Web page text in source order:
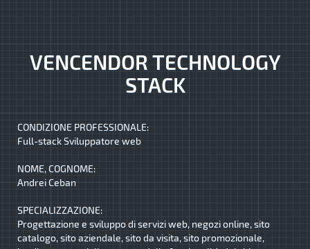
VENCENDOR TECHNOLOGY
STACK
CONDIZIONE PROFESSIONALE:
Full-stack Sviluppatore web
NOME, COGNOME:
Andrei Ceban
SPECIALIZZAZIONE:
Progettazione e sviluppo di servizi web, negozi online, sito
catalogo, sito aziendale, sito da visita, sito promozionale,